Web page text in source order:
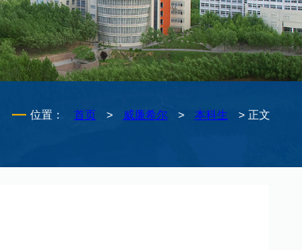
位置： 首页 > 威廉希尔 > 本科生 > 正文